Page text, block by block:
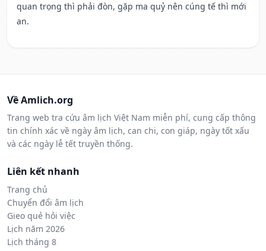
quan trọng thì phải đòn, gặp ma quỷ nên cúng tế thì mới
an.
Về Amlich.org
Trang web tra cứu âm lịch Việt Nam miễn phí, cung cấp thông
tin chính xác về ngày âm lịch, can chi, con giáp, ngày tốt xấu
và các ngày lễ tết truyền thống.
Liên kết nhanh
Trang chủ
Chuyển đổi âm lịch
Gieo quẻ hỏi việc
Lịch năm 2026
Lịch tháng 8